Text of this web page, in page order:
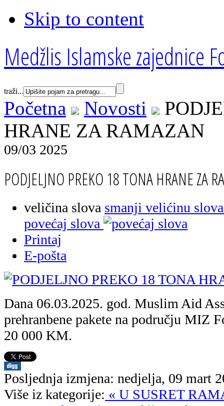
Skip to content
Medžlis Islamske zajednice
traži...
Početna Novosti
HRANE ZA RAMAZAN
09/03 2025
PODJELJNO PREKO 18 TONA HRANE ZA
veličina slova smanji velićinu slova
povećaj slova
Printaj
E-pošta
Dana 06.03.2025. god. Muslim Aid
prehranbene pakete na području MIZ
20 000 KM.
Posljednja izmjena: nedjelja, 09 mart
Više iz kategorije: « U SUSRET